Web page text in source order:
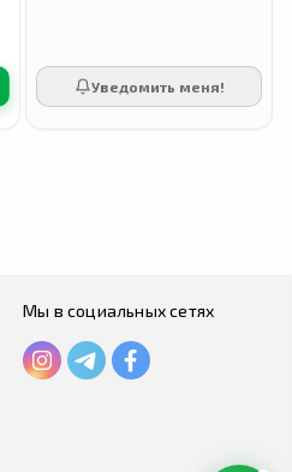
Уведомить меня!
Мы в социальных сетях